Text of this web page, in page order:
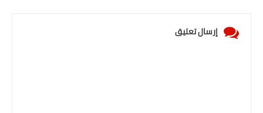
إرسال تعليق